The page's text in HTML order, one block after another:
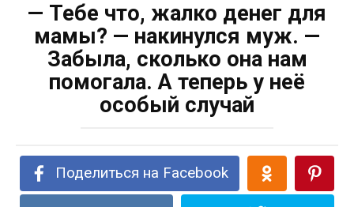
— Тебе что, жалко денег для
мамы? — накинулся муж. —
Забыла, сколько она нам
помогала. А теперь у неё
особый случай
Поделиться на Facebook